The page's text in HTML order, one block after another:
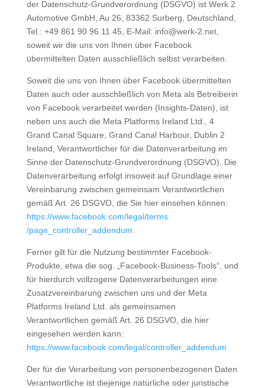
der Datenschutz-Grundverordnung (DSGVO) ist Werk 2
Automotive GmbH, Au 26, 83362 Surberg, Deutschland,
Tel.: +49 861 90 96 11 45, E-Mail: info@werk-2.net,
soweit wir die uns von Ihnen über Facebook
übermittelten Daten ausschließlich selbst verarbeiten.
Soweit die uns von Ihnen über Facebook übermittelten
Daten auch oder ausschließlich von Meta als Betreiberin
von Facebook verarbeitet werden (Insights-Daten), ist
neben uns auch die Meta Platforms Ireland Ltd., 4
Grand Canal Square, Grand Canal Harbour, Dublin 2
Ireland, Verantwortlicher für die Datenverarbeitung im
Sinne der Datenschutz-Grundverordnung (DSGVO). Die
Datenverarbeitung erfolgt insoweit auf Grundlage einer
Vereinbarung zwischen gemeinsam Verantwortlichen
gemäß Art. 26 DSGVO, die Sie hier einsehen können:
https://www.facebook.com/legal/terms
/page_controller_addendum
Ferner gilt für die Nutzung bestimmter Facebook-
Produkte, etwa die sog. „Facebook-Business-Tools“, und
für hierdurch vollzogene Datenverarbeitungen eine
Zusatzvereinbarung zwischen uns und der Meta
Platforms Ireland Ltd. als gemeinsamen
Verantwortlichen gemäß Art. 26 DSGVO, die hier
eingesehen werden kann:
https://www.facebook.com/legal/controller_addendum
Der für die Verarbeitung von personenbezogenen Daten
Verantwortliche ist diejenige natürliche oder juristische